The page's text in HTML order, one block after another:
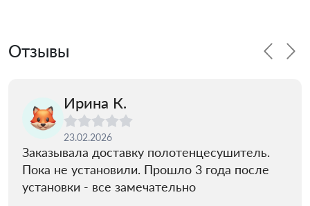
Отзывы
Ирина К.
23.02.2026
Заказывала доставку полотенцесушитель.
Пока не установили. Прошло 3 года после
установки - все замечательно